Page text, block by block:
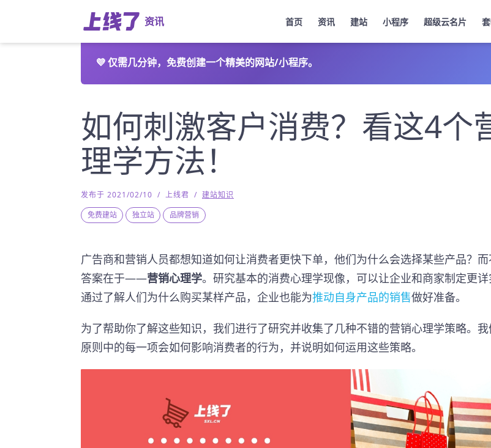
资讯 首页 资讯 建站 小程序 超级云名片
💜仅需几分钟，免费创建一个精美的网站/小程序。
如何刺激客户消费？看这4个
理学方法！
发布于 2021/02/10 / 上线君 / 建站知识
免费建站
独立站 品牌营销
广告商和营销人员都想知道如何让消费者更快下单，他们为什么会选择某些产品？而
答案在于——营销心理学。研究基本的消费心理学现像，可以让企业和商家制定更详
通过了解人们为什么购买某样产品，企业也能为推动自身产品的销售做好准备。
为了帮助你了解这些知识，我们进行了研究并收集了几种不错的营销心理学策略。
原则中的每一项会如何影响消费者的行为，并说明如何运用这些策略。